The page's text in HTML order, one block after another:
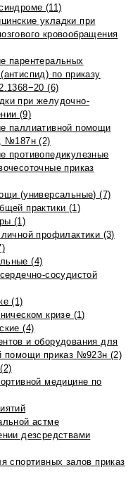
(11)
укладки при
кровообращения
парентеральных
по приказу
(6)
при желудочно-
(9)
паллиативной помощи
№187н (2)
противопедикулезные
приказ
(универсальные) (7)
практики (1)
(1)
профилактики (3)
(4)
сосудистой
(1)
кризе (1)
(4)
и оборудования для
помощи приказ №923н (2)
медицине по
астме
дезсредствами
спортивных залов приказ